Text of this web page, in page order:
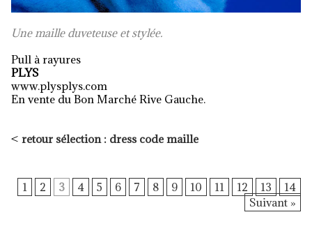
Une maille duveteuse et stylée.
Pull à rayures
PLYS
www.plysplys.com
En vente du Bon Marché Rive Gauche.
< retour sélection : dress code maille
1 2 3 4 5 6 7 8 9 10 11 12 13
14
Suivant »